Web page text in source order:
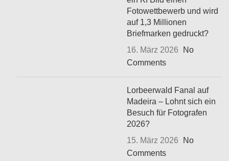
Fotowettbewerb und wird
auf 1,3 Millionen
Briefmarken gedruckt?
16. März 2026
No
Comments
Lorbeerwald Fanal auf
Madeira – Lohnt sich ein
Besuch für Fotografen
2026?
15. März 2026
No
Comments